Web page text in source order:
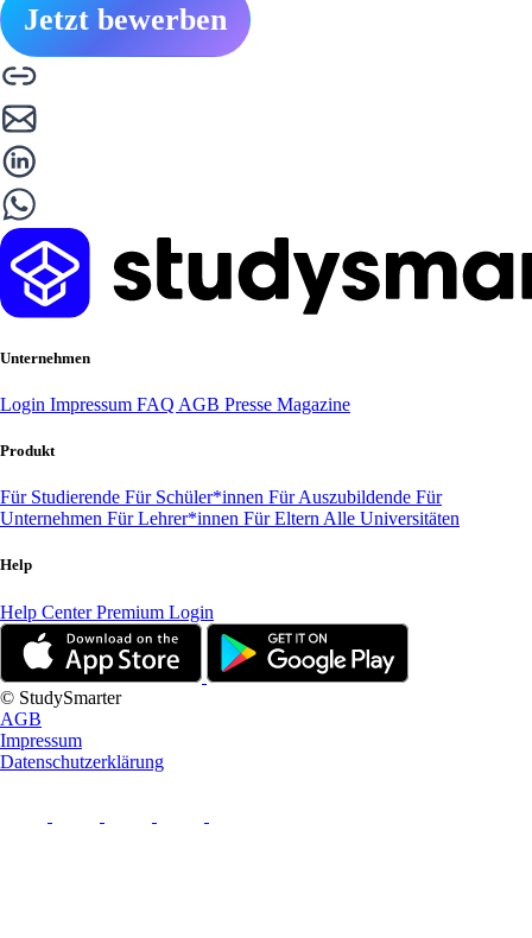
Jetzt bewerben
Unternehmen
Login Impressum FAQ AGB Presse Magazine
Produkt
Für Studierende Für Schüler*innen Für Auszubildende Für
Unternehmen Für Lehrer*innen Für Eltern Alle Universitäten
Help
Help CenterPremium Login
© StudySmarter
AGB
Impressum
Datenschutzerklärung